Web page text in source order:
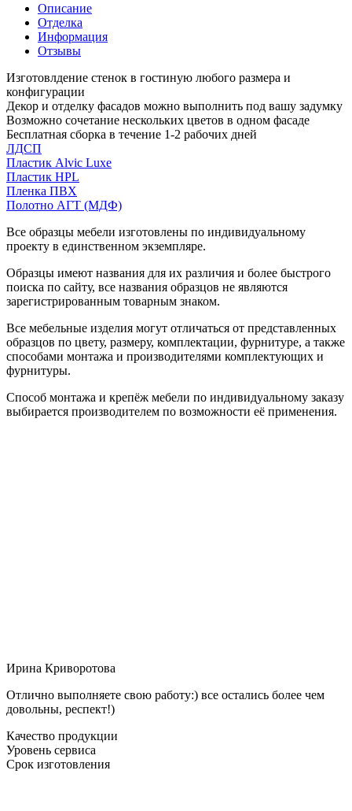
Описание
Отделка
Информация
Отзывы
Изготовлдение стенок в гостиную любого размера и
конфигурации
Декор и отделку фасадов можно выполнить под вашу задумку
Возможно сочетание нескольких цветов в одном фасаде
Бесплатная сборка в течение 1-2 рабочих дней
ЛДСП
Пластик Alvic Luxe
Пластик HPL
Пленка ПВХ
Полотно АГТ (МДФ)
Все образцы мебели изготовлены по индивидуальному
проекту в единственном экземпляре.
Образцы имеют названия для их различия и более быстрого
поиска по сайту, все названия образцов не являются
зарегистрированным товарным знаком.
Все мебельные изделия могут отличаться от представленных
образцов по цвету, размеру, комплектации, фурнитуре, а также
способами монтажа и производителями комплектующих и
фурнитуры.
Способ монтажа и крепёж мебели по индивидуальному заказу
выбирается производителем по возможности её применения.
Ирина Криворотова
Отлично выполняете свою работу:) все остались более чем
довольны, респект!)
Качество продукции
Уровень сервиса
Срок изготовления